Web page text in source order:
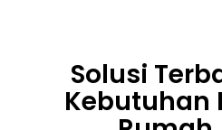
Solusi
Kebutuhan